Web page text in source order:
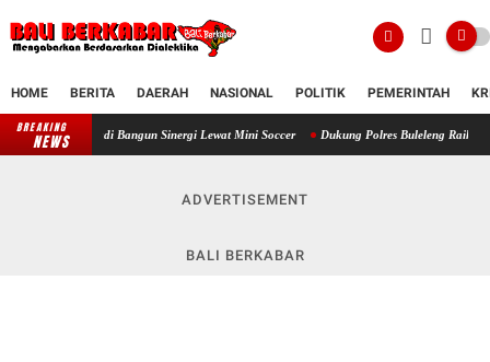
HOME BERITA DAERAH NASIONAL POLITIK PEMERINTAH
BREAKING
NEWS
Bangun Sinergi Lewat Mini Soccer Dukung Polres Buleleng Raih Predikat WBBM,
ADVERTISEMENT
BALI BERKABAR